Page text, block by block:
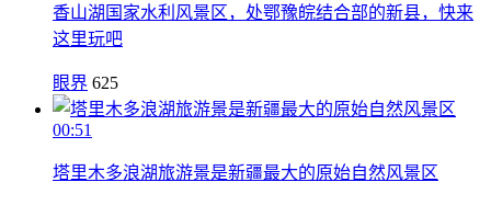
香山湖国家水利风景区，处鄂豫皖结合部的新县，快来
这里玩吧
眼界 625
00:51
塔里木多浪湖旅游景是新疆最大的原始自然风景区